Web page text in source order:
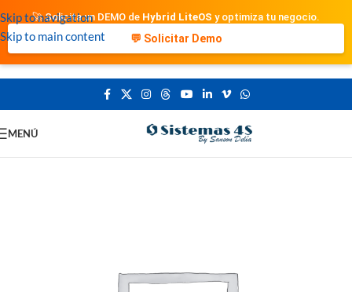
Skip to navigation
Skip to main content
🚀 Solicita un DEMO de Hybrid LiteOS y optimiza tu negocio.
💬 Solicitar Demo
MENÚ